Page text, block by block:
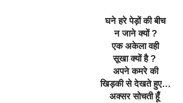
घने हरे पेड़ों की बीच
न जाने क्यों ?
एक अकेला वही
सूखा क्यों है ?
अपने कमरे की
खिड़की से देखते हुए…
अक्सर सोचती हूँ